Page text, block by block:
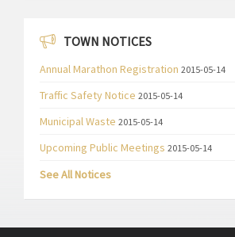
TOWN NOTICES
Annual Marathon Registration 2015-05-14
Traffic Safety Notice 2015-05-14
Municipal Waste 2015-05-14
Upcoming Public Meetings 2015-05-14
See All Notices